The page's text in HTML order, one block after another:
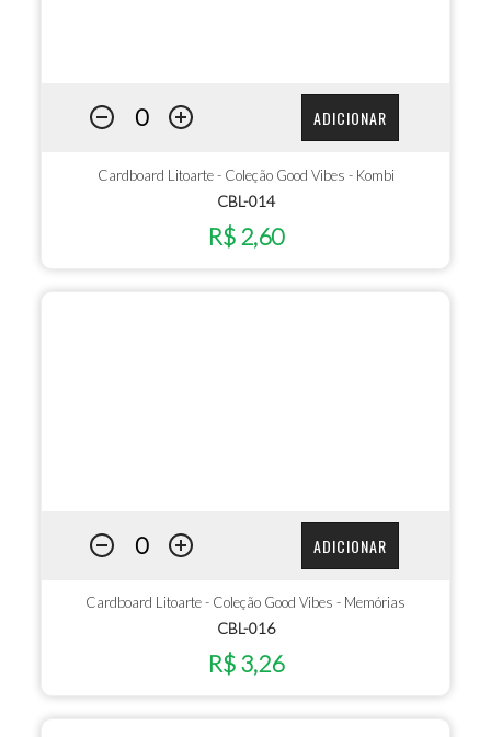
ADICIONAR
Cardboard Litoarte - Coleção Good Vibes - Kombi
CBL-014
R$ 2,60
ADICIONAR
Cardboard Litoarte - Coleção Good Vibes - Memórias
CBL-016
R$ 3,26